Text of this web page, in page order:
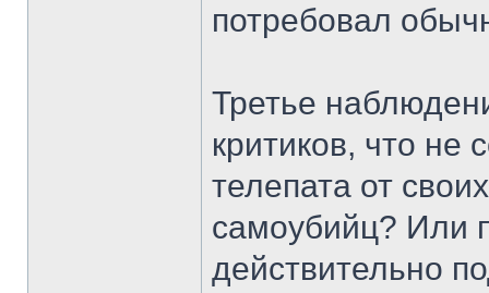
потребовал
Третье
критиков, что не
телепата от
самоубийц? Или
действительно